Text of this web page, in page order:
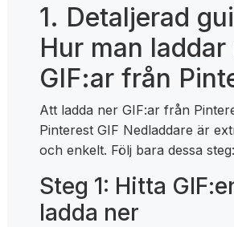
1. Detaljerad
Hur man laddar
GIF:ar från
Att ladda ner GIF:ar från
Pinterest GIF Nedladdare är
och enkelt. Följ bara dessa steg:
Steg 1: Hitta
ladda ner